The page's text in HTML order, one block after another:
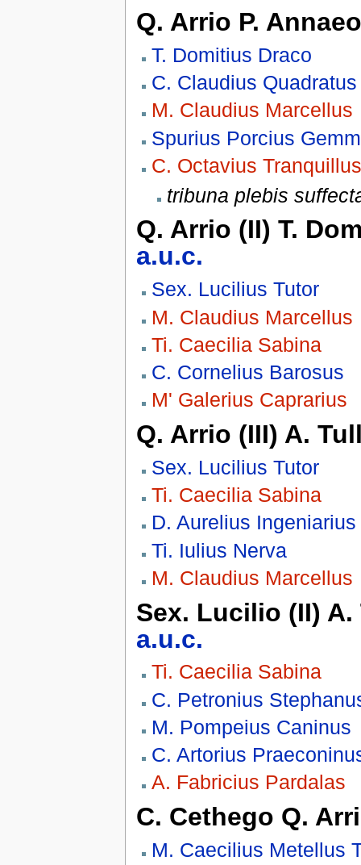
Q. Arrio P.
T. Domitius Draco
C. Claudius Quadratus
M. Claudius Marcellus
Spurius Porcius
C. Octavius Tranquillus
tribuna plebis
Q. Arrio (II) T.
a.u.c.
Sex. Lucilius Tutor
M. Claudius Marcellus
Ti. Caecilia Sabina
C. Cornelius Barosus
M' Galerius Caprarius
Q. Arrio (III) A.
Sex. Lucilius Tutor
Ti. Caecilia Sabina
D. Aurelius Ingeniarius
Ti. Iulius Nerva
M. Claudius Marcellus
Sex. Lucilio (II)
a.u.c.
Ti. Caecilia Sabina
C. Petronius
M. Pompeius Caninus
C. Artorius
A. Fabricius Pardalas
C. Cethego Q.
M. Caecilius Metellus